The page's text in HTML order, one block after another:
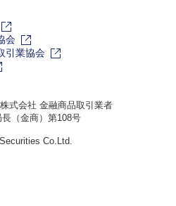
会
引業協会
式会社 金融商品取引業者
（金商）第108号
Co.Ltd.